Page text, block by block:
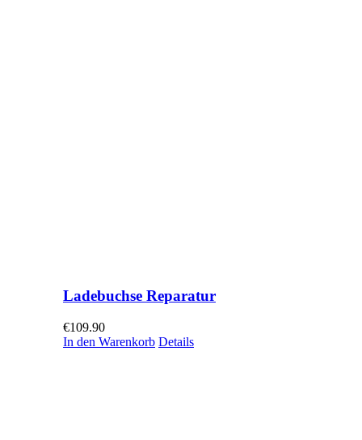
Ladebuchse Reparatur
€109.90
In den Warenkorb Details